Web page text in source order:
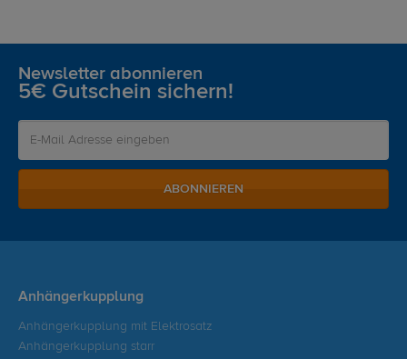
Newsletter abonnieren
5€ Gutschein sichern!
ABONNIEREN
Anhängerkupplung
Anhängerkupplung mit Elektrosatz
Anhängerkupplung starr